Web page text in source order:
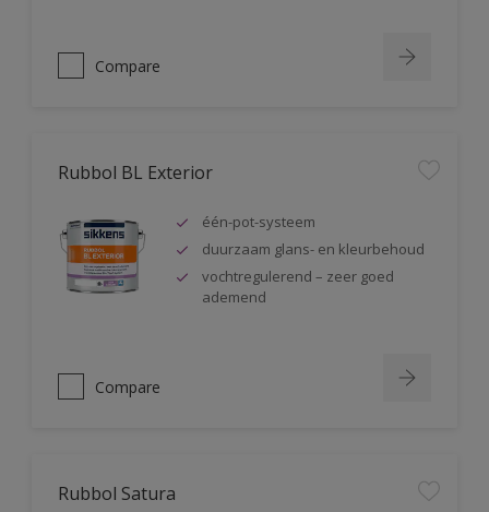
Compare
Rubbol BL Exterior
één-pot-systeem
duurzaam glans- en kleurbehoud
vochtregulerend – zeer goed
ademend
Compare
Rubbol Satura